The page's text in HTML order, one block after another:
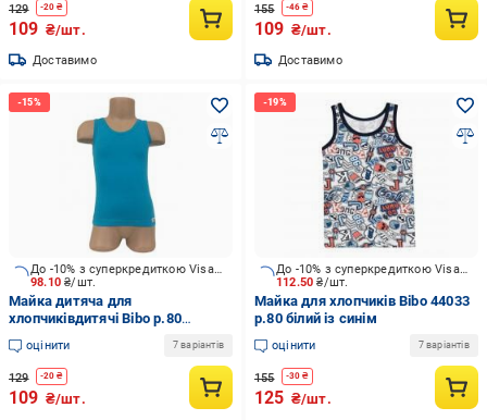
129 -20 ₴
109 ₴/шт.
Доставимо
155 -46 ₴
109 ₴/шт.
Доставимо
98.10₴/шт.
До -10% з суперкредиткою Visa Вигода
Майка дитяча для
хлопчиківдитячі Bibo р.80
блакитний 44049
оцінити 7 варіантів
129 -20 ₴
109 ₴/шт.
112.50₴/шт.
До -10% з суперкредиткою Visa Вигода
Майка для хлопчиків Bibo 44033
р.80 білий із синім
оцінити 7 варіантів
155 -30 ₴
125 ₴/шт.